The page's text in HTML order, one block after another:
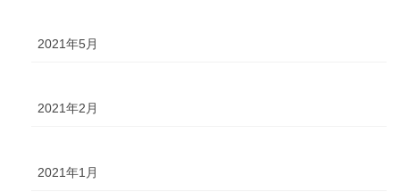
2021年5月
2021年2月
2021年1月